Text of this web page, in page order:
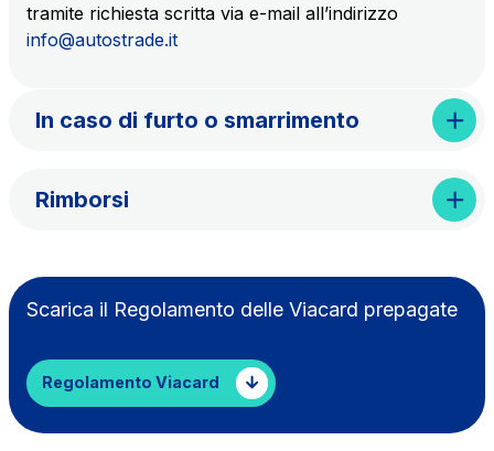
YouVerse
Giovia
attività di pulizia su piazzali esterni, superfici a verde
S.p.A.
Km rete: 6
Raccordo Autostradale Valle d’Aosta S.p.A.
Km rete: 32
tramite richiesta scritta via e-mail all’indirizzo
info@autostrade.it
In caso di furto o smarrimento
Rimborsi
Scarica il Regolamento delle Viacard prepagate
Regolamento Viacard